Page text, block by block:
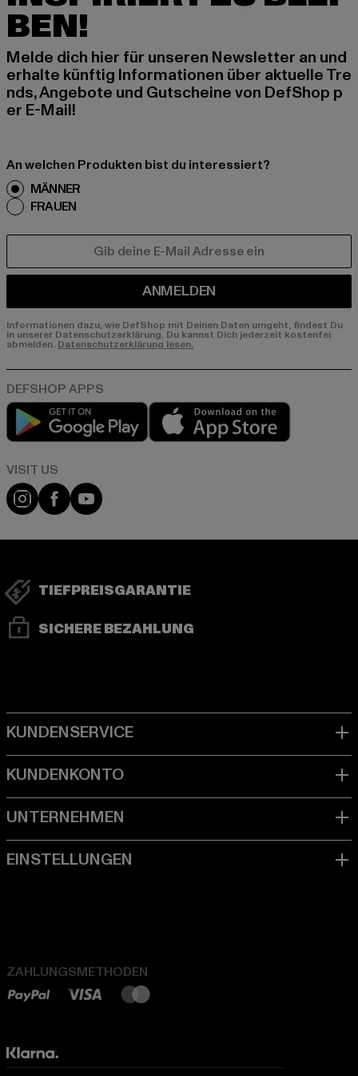
BEN!
Melde dich hier für unseren Newsletter an und
erhalte künftig Informationen über aktuelle Tre
nds, Angebote und Gutscheine von DefShop p
er E-Mail!
An welchen Produkten bist du interessiert?
MÄNNER
FRAUEN
ANMELDEN
Informationen dazu, wie DefShop mit Deinen Daten umgeht, findest Du
in unserer Datenschutzerklärung. Du kannst Dich jederzeit kostenfei
abmelden. Datenschutzerklärung lesen.
Play market
Visit our Instagram page:
Visit our Facebook page:
Visit our YouTube channel:
TIEFPREISGARANTIE
SICHERE BEZAHLUNG
ZAHLUNGSMETHODEN